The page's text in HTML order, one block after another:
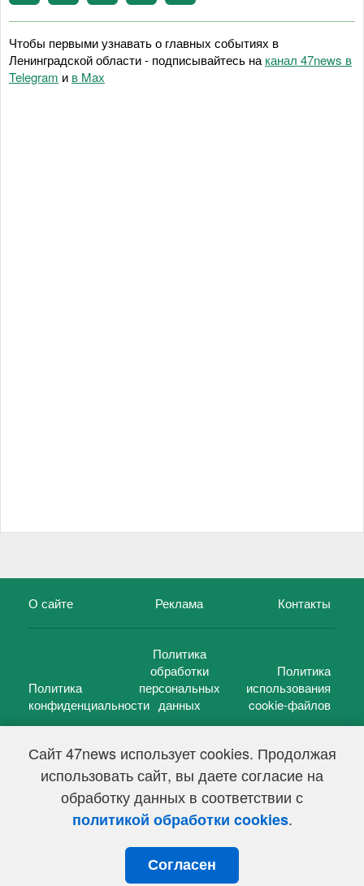
Сайт 47news использует cookies. Продолжая
использовать сайт, вы даете согласие на
обработку данных в соответствии с
политикой обработки cookies.
Согласен
Чтобы первыми узнавать о главных событиях в
Ленинградской области - подписывайтесь на канал 47news в
Telegram и в Maх
О сайте Реклама Контакты
Политика
конфиденциальности
Политика
обработки
персональных
данных
Политика
использования
cookie-файлов
47 новостей (47 news)2005 — 2026 г.
Свидетельство о регистрации СМИ Эл № ФС 77-39848, выдано
Федеральной службой по надзору в сфере связи,
информационных технологий и массовых коммуникаций